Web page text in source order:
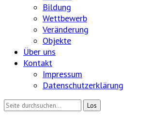
Bildung
Wettbewerb
Veränderung
Objekte
Über uns
Kontakt
Impressum
Datenschutzerklärung